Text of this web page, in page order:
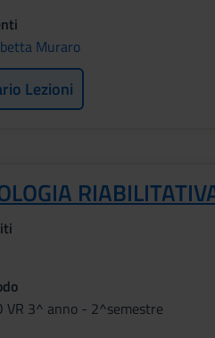
Muraro
Lezioni
VR 3^ anno - 2^semestre